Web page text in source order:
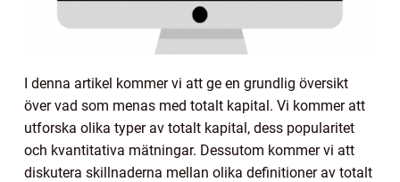
I denna artikel kommer vi att ge en grundlig översikt
över vad som menas med totalt kapital. Vi kommer att
utforska olika typer av totalt kapital, dess popularitet
och kvantitativa mätningar. Dessutom kommer vi att
diskutera skillnaderna mellan olika definitioner av totalt